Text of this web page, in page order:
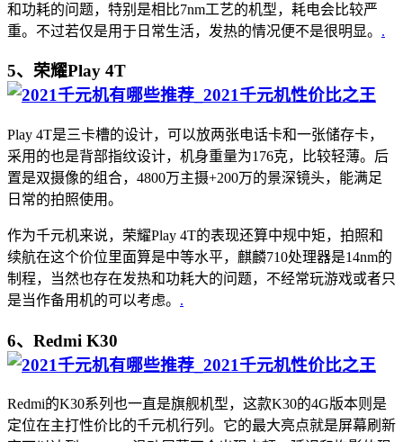
和功耗的问题，特别是相比7nm工艺的机型，耗电会比较严
重。不过若仅是用于日常生活，发热的情况便不是很明显。 .
5、荣耀Play 4T
Play 4T是三卡槽的设计，可以放两张电话卡和一张储存卡，
采用的也是背部指纹设计，机身重量为176克，比较轻薄。后
置是双摄像的组合，4800万主摄+200万的景深镜头，能满足
日常的拍照使用。
作为千元机来说，荣耀Play 4T的表现还算中规中矩，拍照和
续航在这个价位里面算是中等水平，麒麟710处理器是14nm的
制程，当然也存在发热和功耗大的问题，不经常玩游戏或者只
是当作备用机的可以考虑。 .
6、Redmi K30
Redmi的K30系列也一直是旗舰机型，这款K30的4G版本则是
定位在主打性价比的千元机行列。它的最大亮点就是屏幕刷新